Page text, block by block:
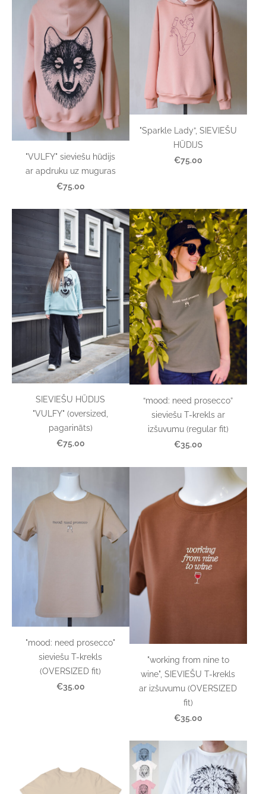
"VULFY" sieviešu hūdijs
ar apdruku uz muguras
€75.00
"Sparkle Lady”, SIEVIEŠU
HŪDIJS
€75.00
SIEVIEŠU HŪDIJS
"VULFY" (oversized,
pagarināts)
€75.00
“mood: need prosecco”
sieviešu T-krekls ar
izšuvumu (regular fit)
€35.00
"mood: need prosecco"
sieviešu T-krekls
(OVERSIZED fit)
€35.00
"working from nine to
wine", SIEVIEŠU T-krekls
ar izšuvumu (OVERSIZED
fit)
€35.00